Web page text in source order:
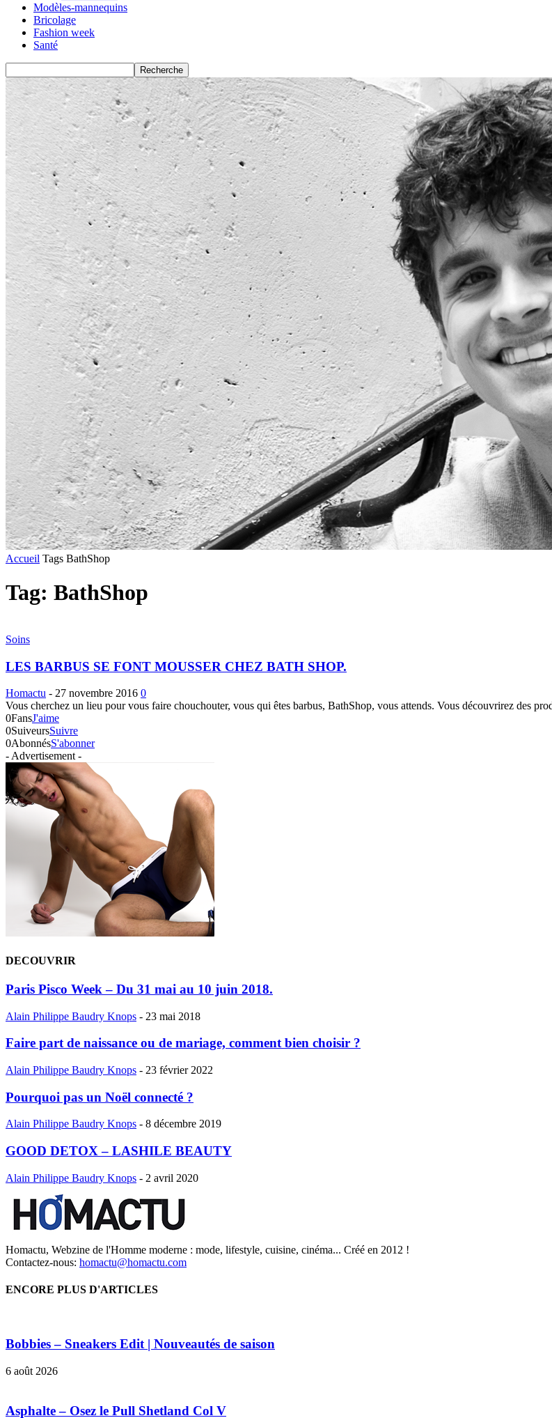
Modèles-mannequins
Bricolage
Fashion week
Santé
Accueil Tags BathShop
Tag: BathShop
Soins
LES BARBUS SE FONT MOUSSER CHEZ BATH SHOP.
Homactu - 27 novembre 2016 0
Vous cherchez un lieu pour vous faire chouchouter, vous qui êtes barbus, BathShop, vous attends. Vous découvrirez des
0FansJ'aime
0SuiveursSuivre
0AbonnésS'abonner
- Advertisement -
DECOUVRIR
Paris Pisco Week – Du 31 mai au 10 juin 2018.
Alain Philippe Baudry Knops - 23 mai 2018
Faire part de naissance ou de mariage, comment bien choisir ?
Alain Philippe Baudry Knops - 23 février 2022
Pourquoi pas un Noël connecté ?
Alain Philippe Baudry Knops - 8 décembre 2019
GOOD DETOX – LASHILE BEAUTY
Alain Philippe Baudry Knops - 2 avril 2020
Homactu, Webzine de l'Homme moderne : mode, lifestyle, cuisine, cinéma... Créé en 2012 !
Contactez-nous: homactu@homactu.com
ENCORE PLUS D'ARTICLES
Bobbies – Sneakers Edit | Nouveautés de saison
6 août 2026
Asphalte – Osez le Pull Shetland Col V